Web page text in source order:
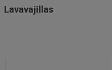
Lavavajillas